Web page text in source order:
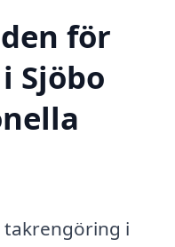
för
Sjöbo
i